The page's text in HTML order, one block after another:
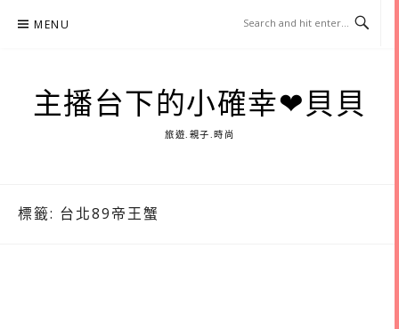
MENU
主播台下的小確幸❤貝貝
旅遊.親子.時尚
標籤: 台北89帝王蟹